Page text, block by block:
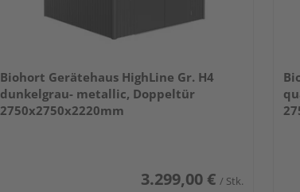
Biohort Gerätehaus HighLine Gr. H4
dunkelgrau- metallic, Doppeltür
2750x2750x2220mm
3.299,00 € / Stk.